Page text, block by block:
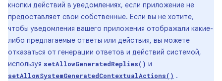
кнопки действий в уведомлениях, если приложение не
предоставляет свои собственные. Если вы не хотите,
чтобы уведомления вашего приложения отображали какие-
либо предлагаемые ответы или действия, вы можете
отказаться от генерации ответов и действий системой,
используя setAllowGeneratedReplies() и
setAllowSystemGeneratedContextualActions() .